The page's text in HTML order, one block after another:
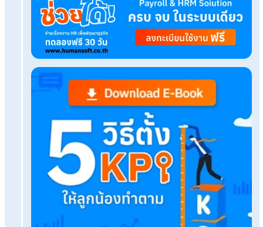
เรื่องที่คุณอาจสนใจ
สิทธิประกันสังคมคลอดบุตรและเบิกค่าคลอดบุตรที่ส
2567
วิธีสร้างแบบฟอร์มบันทึกเวลาทำงาน นับชั่วโมงทำง
Excel
วิธีการลดต้นทุน ลดค่าใช้จ่ายในสำนักงาน มีอะไรบ้าง